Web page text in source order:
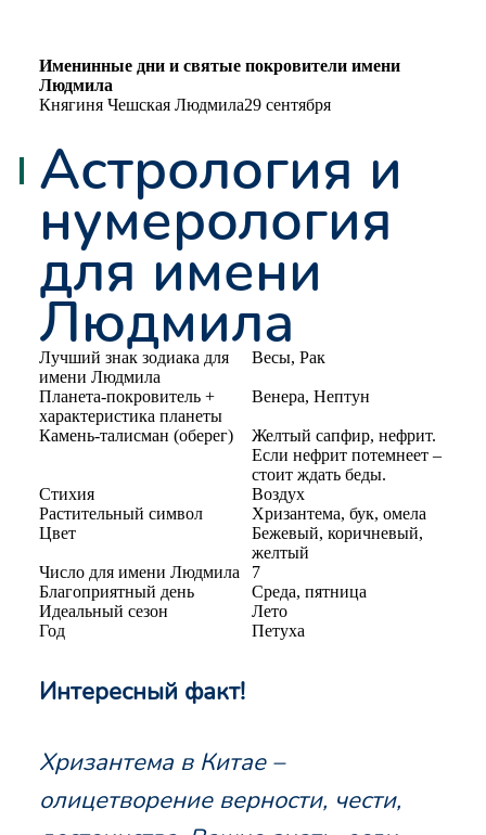
Именинные дни и святые покровители имени
Людмила
Княгиня Чешская Людмила29 сентября
Астрология и
нумерология
для имени
Людмила
Лучший знак зодиака для
имени Людмила
Весы, Рак
Планета-покровитель +
характеристика планеты
Венера, Нептун
Камень-талисман (оберег)
Желтый сапфир, нефрит.
Если нефрит потемнеет –
стоит ждать беды.
Стихия
Воздух
Растительный символ
Хризантема, бук, омела
Цвет
Бежевый, коричневый,
желтый
Число для имени Людмила
7
Благоприятный день
Среда, пятница
Идеальный сезон
Лето
Год
Петуха
Интересный факт!
Хризантема в Китае –
олицетворение верности, чести,